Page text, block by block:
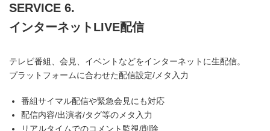
SERVICE 6.
インターネットLIVE配信
テレビ番組、会見、イベントなどをインターネットに生配信。
プラットフォームに合わせた配信設定/メタ入力
番組サイマル配信や緊急会見にも対応
配信内容/出演者/タグ等のメタ入力
リアルタイムでのコメント監視/削除